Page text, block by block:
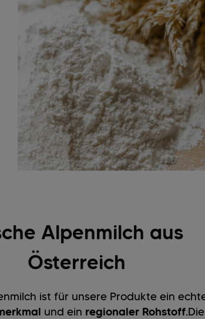
Alpenmilch aus
Österreich
ist für unsere Produkte ein
und ein regionaler Rohstoff.Die